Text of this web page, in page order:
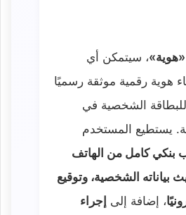
«هوية»، سيتمكن أي
هوية رقمية موثقة رسميًا
الشخصية في
يستطيع المستخدم
بنكي كامل من الهاتف
بياناته الشخصية، وتوقيع
، إضافة إلى إجراء